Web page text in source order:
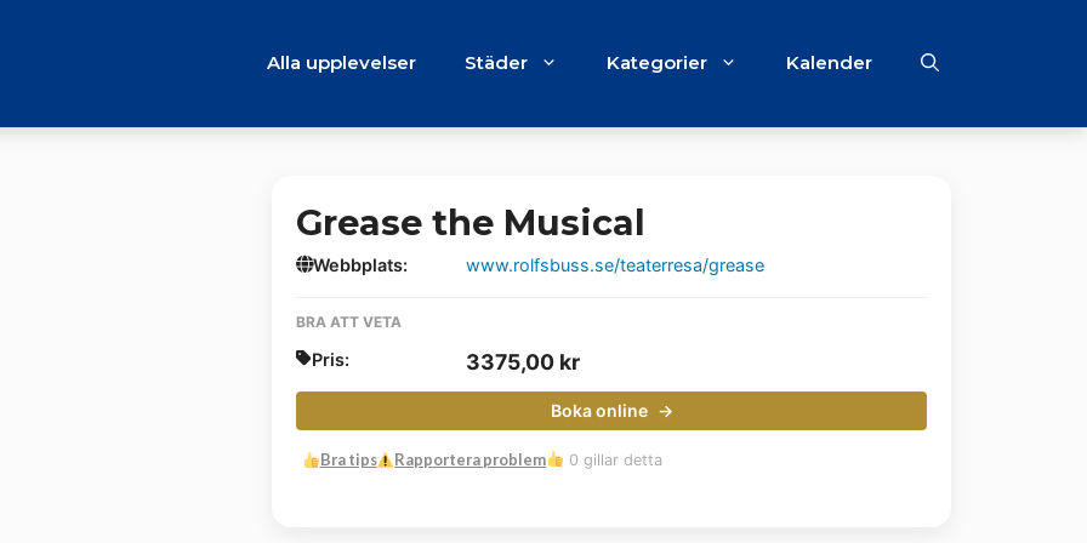
Alla upplevelser Städer Kategorier Kalender
Grease the Musical
Webbplats: www.rolfsbuss.se/teaterresa/grease
BRA ATT VETA
Pris: 3375,00 kr
Boka online
Bra tips Rapportera problem 0 gillar detta